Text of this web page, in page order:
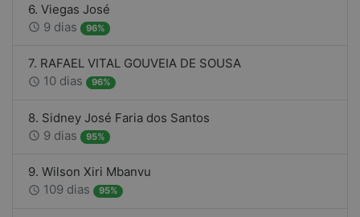
6. Viegas José
access_time 9 dias 96%
7. RAFAEL VITAL GOUVEIA DE SOUSA
access_time 10 dias 96%
8. Sidney José Faria dos Santos
access_time 9 dias 95%
9. Wilson Xiri Mbanvu
access_time 109 dias 95%